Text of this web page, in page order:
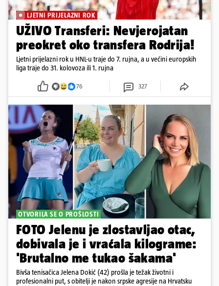
LJETNI PRIJELAZNI ROK
UŽIVO Transferi: Nevjerojatan
preokret oko transfera Rodrija!
Ljetni prijelazni rok u HNL-u traje do 7. rujna, a u većini europskih
liga traje do 31. kolovoza ili 1. rujna
76 327
OTVORILA SE O PROŠLOSTI
FOTO Jelenu je zlostavljao otac,
dobivala je i vraćala kilograme:
'Brutalno me tukao šakama'
Bivša tenisačica Jelena Dokić (42) prošla je težak životni i
profesionalni put, s obitelji je nakon srpske agresije na Hrvatsku